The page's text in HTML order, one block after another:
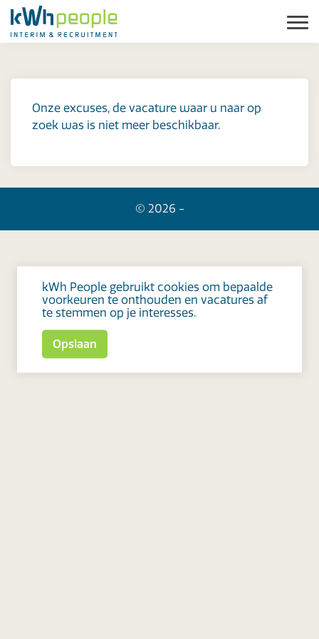
Onze excuses, de vacature waar u naar op
zoek was is niet meer beschikbaar.
© 2026 -
kWh People gebruikt cookies om bepaalde
voorkeuren te onthouden en vacatures af
te stemmen op je interesses.